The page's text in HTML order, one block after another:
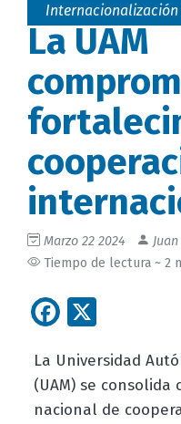
Internacionalización
La UAM
Marzo 22 2024
Tiempo de lectura ~ 2
Facebook
La Universidad
(UAM) se
nacional de